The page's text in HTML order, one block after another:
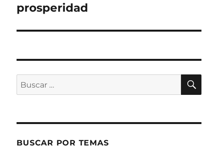
siguiente:
prosperidad
Buscar
por:
BUSCAR POR TEMAS